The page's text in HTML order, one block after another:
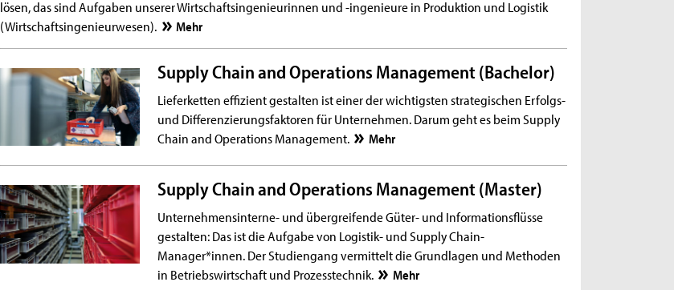
lösen, das sind Aufgaben unserer Wirtschaftsingenieurinnen und -ingenieure in Produktion und Logistik
(Wirtschaftsingenieurwesen).
Mehr
Supply Chain and Operations Management (Bachelor)
Lieferketten effizient gestalten ist einer der wichtigsten strategischen Erfolgs-
und Differenzierungsfaktoren für Unternehmen. Darum geht es beim Supply
Chain and Operations Management.
Mehr
Supply Chain and Operations Management (Master)
Unternehmensinterne- und übergreifende Güter- und Informationsflüsse
gestalten: Das ist die Aufgabe von Logistik- und Supply Chain-
Manager*innen. Der Studiengang vermittelt die Grundlagen und Methoden
in Betriebswirtschaft und Prozesstechnik.
Mehr